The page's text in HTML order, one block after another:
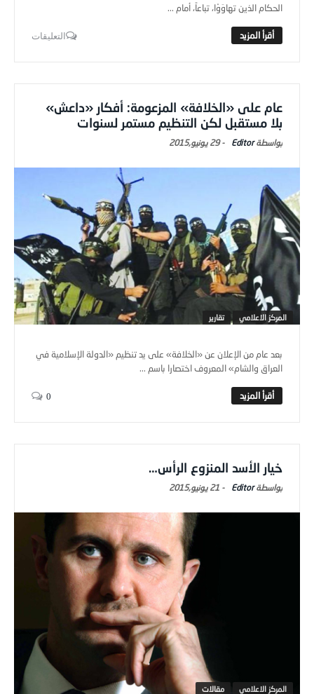
الحكام الذين تهاوَوْا، تباعاً، أمام ...
التعليقات
عام على «الخلافة» المزعومة: أفكار «داعش»
بلا مستقبل لكن التنظيم مستمر لسنوات
Editor
-29 يونيو,2015
المركز الاعلامي تقارير
بعد عام من الإعلان عن «الخلافة» على يد تنظيم «الدولة الإسلامية في
العراق والشام» المعروف اختصارا باسم ...
0
خيار الأسد المنزوع الرأس…
Editor
- 21 يونيو,2015
المركز الاعلامي مقالات